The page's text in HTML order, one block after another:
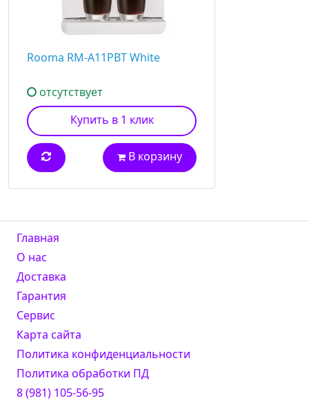
Rooma RM-A11PBT White
отсутствует
Купить в 1 клик
В корзину
Главная
О нас
Доставка
Гарантия
Сервис
Карта сайта
Политика конфиденциальности
Политика обработки ПД
8 (981) 105-56-95